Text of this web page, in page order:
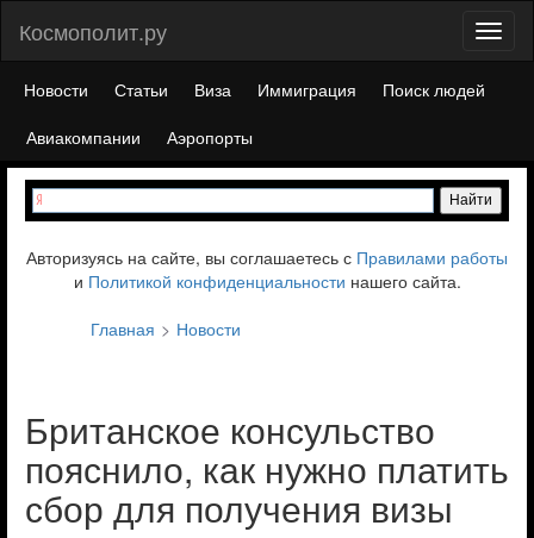
Космополит.ру
Новости Статьи Виза Иммиграция
Поиск людей
Авиакомпании
Аэропорты
Авторизуясь на сайте, вы соглашаетесь с Правилами работы
и Политикой конфиденциальности нашего сайта.
Главная
Новости
Британское консульство
пояснило, как нужно платить
сбор для получения визы